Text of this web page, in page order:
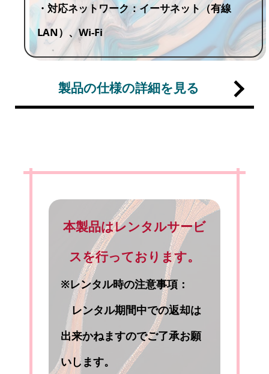
・対応ネットワーク：イーサネット（有線
LAN）、Wi-Fi
製品の仕様の詳細を見る
本製品はレンタルサービ
スを行っております。
※レンタル時の注意事項：
レンタル期間中での返却は
出来かねますのでご了承お願
いします。